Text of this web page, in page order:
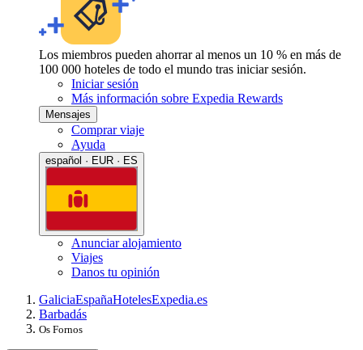
Los miembros pueden ahorrar al menos un 10 % en más de
100 000 hoteles de todo el mundo tras iniciar sesión.
Iniciar sesión
Más información sobre Expedia Rewards
Mensajes
Comprar viaje
Ayuda
español · EUR · ES
Anunciar alojamiento
Viajes
Danos tu opinión
GaliciaEspañaHotelesExpedia.es
Barbadás
Os Fornos